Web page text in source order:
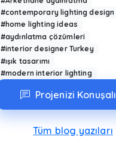
#contemporary lighting design
#home lighting ideas
#aydınlatma çözümleri
#interior designer Turkey
#ışık tasarımı
#modern interior lighting
Projenizi
Tüm blog yazıları